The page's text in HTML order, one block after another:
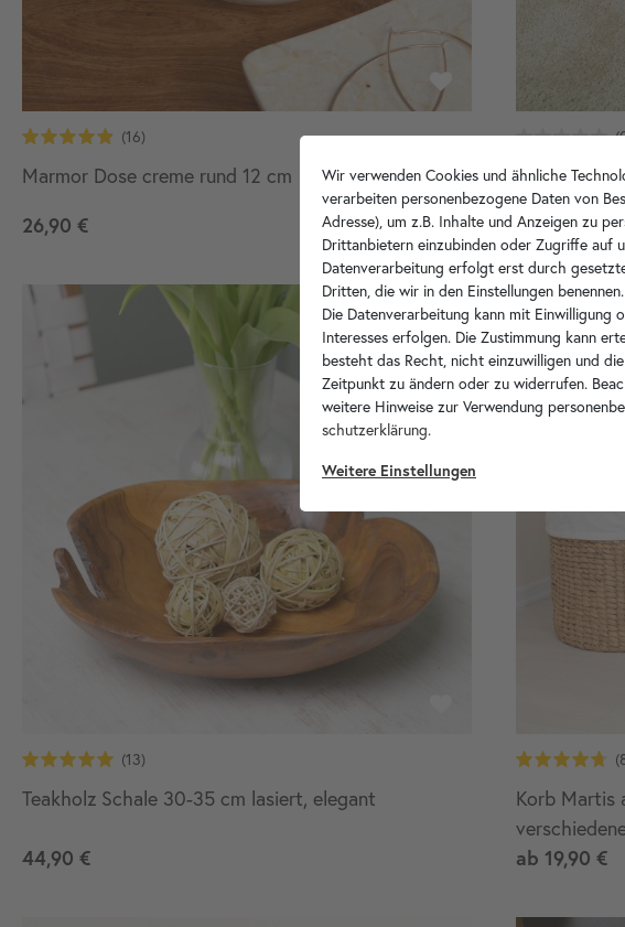
Marmor Dose creme rund 12 cm
26,90 €
Weinregal
69,90 €
Teakholz Schale 30-35 cm lasiert, elegant
44,90 €
Korb Martis
ab 19,90 €
Wir verwenden Cookies und ähnliche
verarbeiten personenbezogene Daten von
Adresse), um z.B. Inhalte und Anzeigen zu
Drittanbietern einzubinden oder Zugriffe auf
Datenverarbeitung erfolgt erst durch
Dritten, die wir in den Einstellungen benennen.
Die Datenverarbeitung kann mit Einwilligung
Interesses erfolgen. Die Zustimmung kann
besteht das Recht, nicht einzuwilligen und
Zeitpunkt zu ändern oder zu widerrufen.
weitere Hinweise zur Verwendung
schutz­erklärung.
Weitere Einstellungen